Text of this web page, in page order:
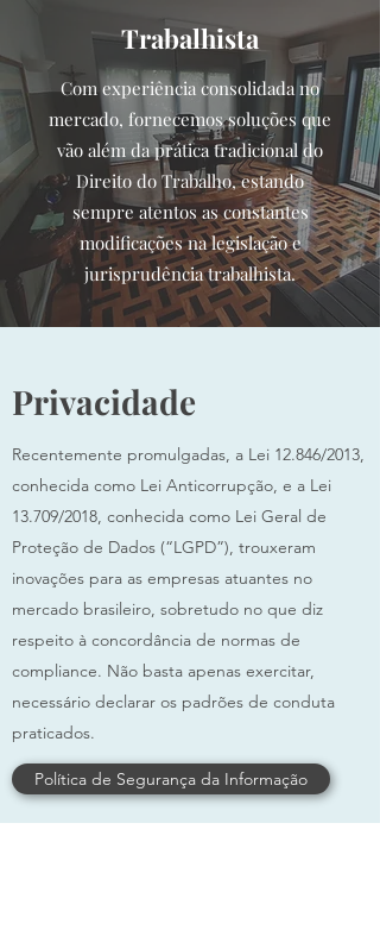
Trabalhista
Com experiência consolidada no
mercado, fornecemos soluções que
vão além da prática tradicional do
Direito do Trabalho, estando
sempre atentos as constantes
modificações na legislação e
jurisprudência trabalhista.
Privacidade
Recentemente promulgadas, a Lei 12.846/2013,
conhecida como Lei Anticorrupção, e a Lei
13.709/2018, conhecida como Lei Geral de
Proteção de Dados (“LGPD”), trouxeram
inovações para as empresas atuantes no
mercado brasileiro, sobretudo no que diz
respeito à concordância de normas de
compliance. Não basta apenas exercitar,
necessário declarar os padrões de conduta
praticados.
Política de Segurança da Informação